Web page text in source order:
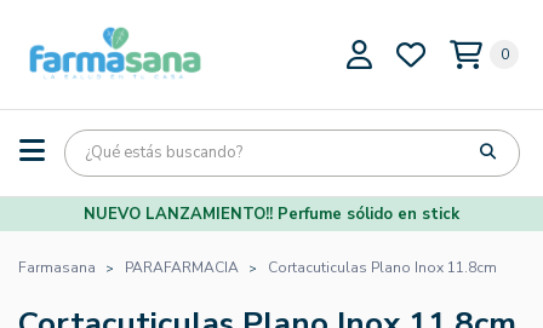
0
NUEVO LANZAMIENTO!! Perfume sólido en stick
Farmasana PARAFARMACIA Cortacuticulas Plano Inox 11.8cm